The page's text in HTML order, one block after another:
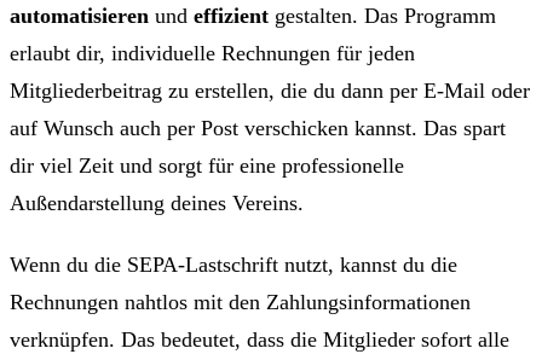
automatisieren und effizient gestalten. Das Programm
erlaubt dir, individuelle Rechnungen für jeden
Mitgliederbeitrag zu erstellen, die du dann per E-Mail oder
auf Wunsch auch per Post verschicken kannst. Das spart
dir viel Zeit und sorgt für eine professionelle
Außendarstellung deines Vereins.
Wenn du die SEPA-Lastschrift nutzt, kannst du die
Rechnungen nahtlos mit den Zahlungsinformationen
verknüpfen. Das bedeutet, dass die Mitglieder sofort alle